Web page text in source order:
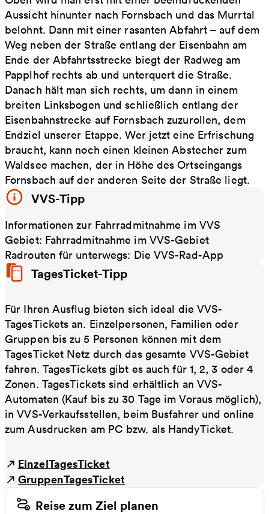
Aussicht hinunter nach Fornsbach und das Murrtal
belohnt. Dann mit einer rasanten Abfahrt – auf dem
Weg neben der Straße entlang der Eisenbahn am
Ende der Abfahrtsstrecke biegt der Radweg am
Papplhof rechts ab und unterquert die Straße.
Danach hält man sich rechts, um dann in einem
breiten Linksbogen und schließlich entlang der
Eisenbahnstrecke auf Fornsbach zuzurollen, dem
Endziel unserer Etappe. Wer jetzt eine Erfrischung
braucht, kann noch einen kleinen Abstecher zum
Waldsee machen, der in Höhe des Ortseingangs
Fornsbach auf der anderen Seite der Straße liegt.
VVS-Tipp
Informationen zur Fahrradmitnahme im VVS
Gebiet: Fahrradmitnahme im VVS-Gebiet
Radrouten für unterwegs: Die VVS-Rad-App
TagesTicket-Tipp
Für Ihren Ausflug bieten sich ideal die VVS-
TagesTickets an. Einzelpersonen, Familien oder
Gruppen bis zu 5 Personen können mit dem
TagesTicket Netz durch das gesamte VVS-Gebiet
fahren. TagesTickets gibt es auch für 1, 2, 3 oder 4
Zonen. TagesTickets sind erhältlich an VVS-
Automaten (Kauf bis zu 30 Tage im Voraus möglich),
in VVS-Verkaufsstellen, beim Busfahrer und online
zum Ausdrucken am PC bzw. als HandyTicket.
EinzelTagesTicket
GruppenTagesTicket
Reise zum Ziel planen